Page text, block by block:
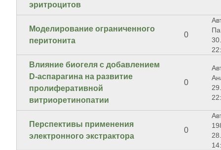
эритроцитов
Моделирование ограниченного
перитонита
0
Влияние биогеля с добавлением
D-аспарагина на развитие
пролиферативной
витриоретинопатии
0
Перспективы применения
электронного экстрактора
0